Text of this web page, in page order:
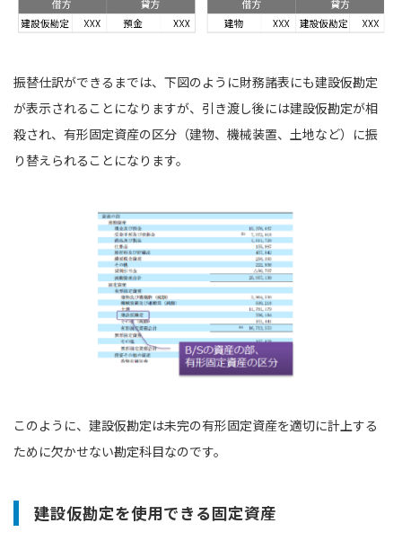
振替仕訳ができるまでは、下図のように財務諸表にも建設仮勘定
が表示されることになりますが、引き渡し後には建設仮勘定が相
殺され、有形固定資産の区分（建物、機械装置、土地など）に振
り替えられることになります。
このように、建設仮勘定は未完の有形固定資産を適切に計上する
ために欠かせない勘定科目なのです。
建設仮勘定を使用できる固定資産